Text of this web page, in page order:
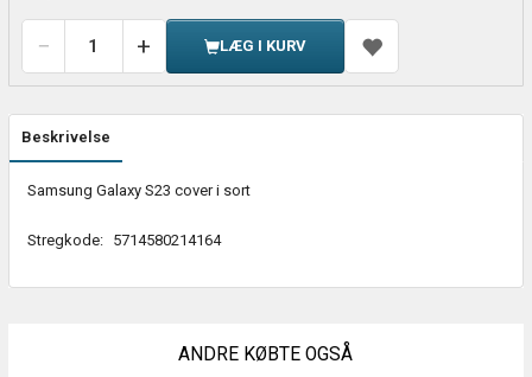
LÆG I KURV
Beskrivelse
Samsung Galaxy S23 cover i sort
Stregkode: 5714580214164
ANDRE KØBTE OGSÅ